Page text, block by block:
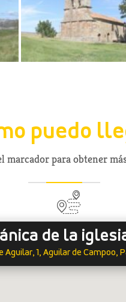
puedo
marcador para obtener
de la
Aguilar, 1, Aguilar de Campoo,